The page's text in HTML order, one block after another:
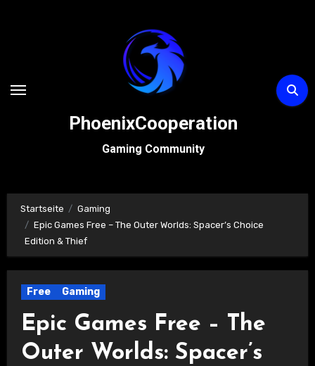
PhoenixCooperation
Gaming Community
Startseite
Gaming
Epic Games Free – The Outer Worlds: Spacer’s Choice
Edition & Thief
Free Gaming
Epic Games Free – The
Outer Worlds: Spacer’s